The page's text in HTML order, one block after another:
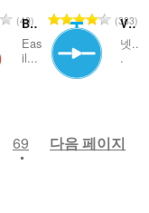
총
등
급
40
총
등
급
383
Block Site
Eas
il...
급
수
Video Speed Controller
넷..
.
급
수
69 다음 페이지